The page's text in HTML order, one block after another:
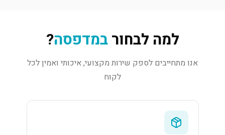
למה לבחורבמדפסה?
אנו מתחייבים לספק שירות מקצועי, איכותי ואמין לכל
לקוח